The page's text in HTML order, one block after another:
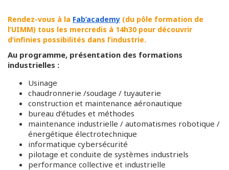
Rendez-vous à la Fab’academy (du pôle formation de
l’UIMM) tous les mercredis à 14h30 pour découvrir
d’infinies possibilités dans l’industrie.
Au programme, présentation des formations
industrielles :
Usinage
chaudronnerie /soudage / tuyauterie
construction et maintenance aéronautique
bureau d’études et méthodes
maintenance industrielle / automatismes robotique /
énergétique électrotechnique
informatique cybersécurité
pilotage et conduite de systèmes industriels
performance collective et industrielle